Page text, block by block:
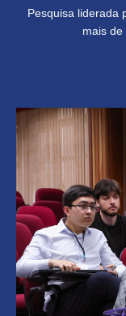
Pesquisa liderada
mais